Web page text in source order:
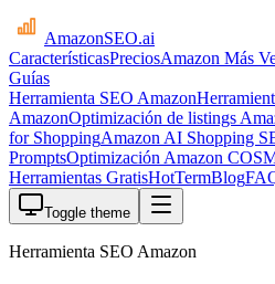
AmazonSEO.ai
CaracterísticasPreciosAmazon Más
Guías
Herramienta SEO Amazon
AmazonOptimización de listings
for ShoppingAmazon AI Shopping
PromptsOptimización Amazon
Herramientas GratisHotTermBlog
Toggle theme
Herramienta SEO Amazon